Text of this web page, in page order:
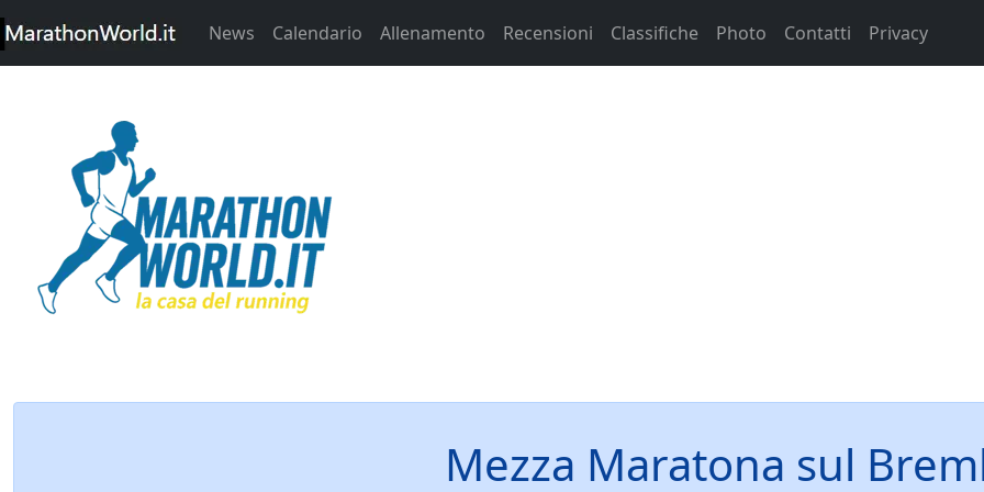
News Calendario Allenamento Recensioni Classifiche Photo Contatti Privacy
Mezza Maratona sul